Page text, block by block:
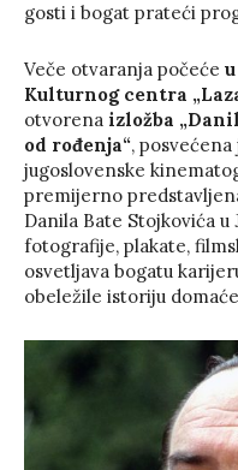
gosti i bogat prateći
Veče otvaranja počeće
Kulturnog centra
otvorena izložba
od rođenja“,
jugoslovenske
premijerno
Danila Bate Stojkovića
fotografije, plakate,
osvetljava bogatu
obeležile istoriju